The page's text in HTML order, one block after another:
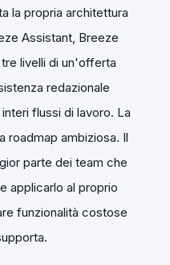
la propria architettura
Assistant, Breeze
livelli di un'offerta
redazionale
flussi di lavoro. La
roadmap ambiziosa. Il
parte dei team che
applicarlo al proprio
funzionalità costose